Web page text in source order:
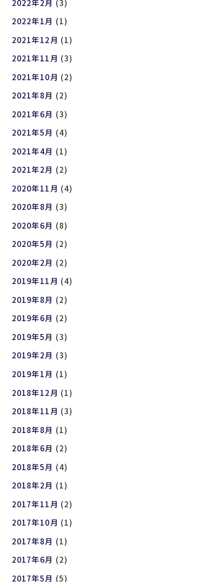
2022年2月 (3)
2022年1月 (1)
2021年12月 (1)
2021年11月 (3)
2021年10月 (2)
2021年8月 (2)
2021年6月 (3)
2021年5月 (4)
2021年4月 (1)
2021年2月 (2)
2020年11月 (4)
2020年8月 (3)
2020年6月 (8)
2020年5月 (2)
2020年2月 (2)
2019年11月 (4)
2019年8月 (2)
2019年6月 (2)
2019年5月 (3)
2019年2月 (3)
2019年1月 (1)
2018年12月 (1)
2018年11月 (3)
2018年8月 (1)
2018年6月 (2)
2018年5月 (4)
2018年2月 (1)
2017年11月 (2)
2017年10月 (1)
2017年8月 (1)
2017年6月 (2)
2017年5月 (5)